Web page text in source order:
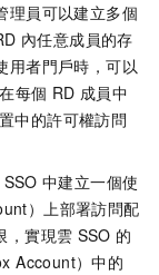
理員可以建立多個
內任意成員的存
用者門戶時，可以
每個 RD 成員中
中的許可權訪問
SSO 中建立一個使
）上部署訪問配
，實現雲 SSO 的
Account）中的